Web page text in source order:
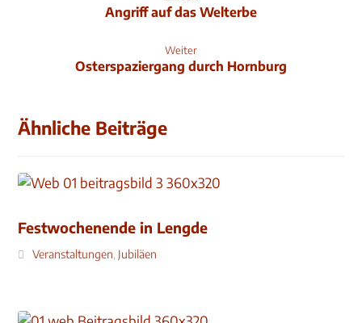
Angriff auf das Welterbe
Weiter
Osterspaziergang durch Hornburg
Ähnliche Beiträge
Festwochenende in Lengde
Veranstaltungen, Jubiläen